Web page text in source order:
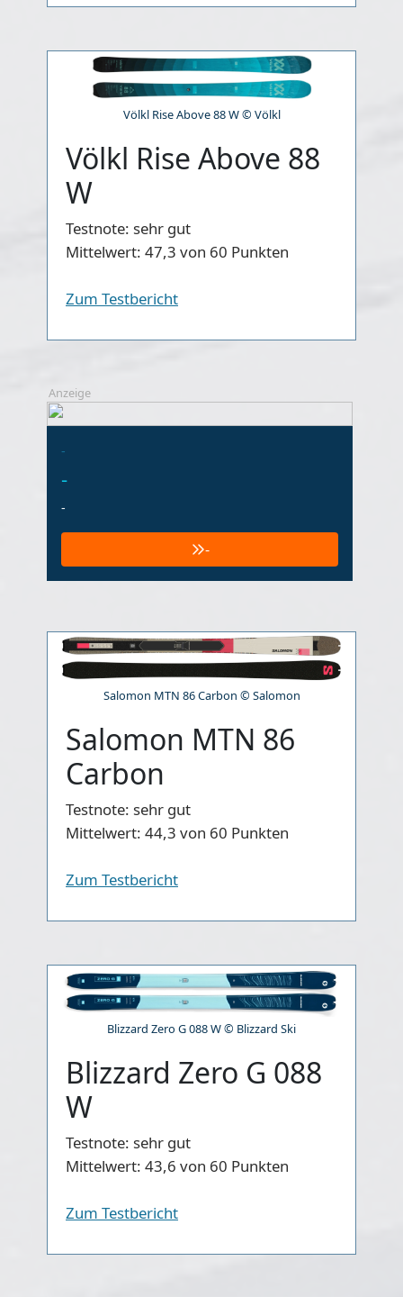
Völkl Rise Above 88 W © Völkl
Völkl Rise Above 88
W
Testnote: sehr gut
Mittelwert: 47,3 von 60 Punkten
Zum Testbericht
Anzeige
-
-
-
-
Salomon MTN 86 Carbon © Salomon
Salomon MTN 86
Carbon
Testnote: sehr gut
Mittelwert: 44,3 von 60 Punkten
Zum Testbericht
Blizzard Zero G 088 W © Blizzard Ski
Blizzard Zero G 088
W
Testnote: sehr gut
Mittelwert: 43,6 von 60 Punkten
Zum Testbericht